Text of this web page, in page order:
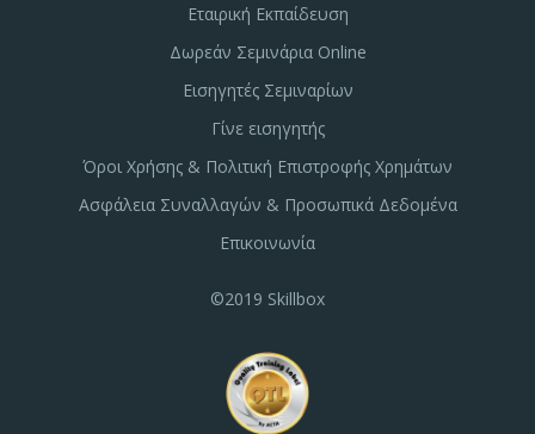
Εταιρική Εκπαίδευση
Δωρεάν Σεμινάρια Online
Εισηγητές Σεμιναρίων
Γίνε εισηγητής
Όροι Χρήσης & Πολιτική Επιστροφής Χρημάτων
Ασφάλεια Συναλλαγών & Προσωπικά Δεδομένα
Επικοινωνία
©2019 Skillbox